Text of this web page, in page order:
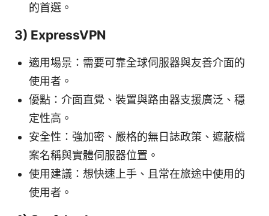
的首選。
3) ExpressVPN
適用場景：需要可靠全球伺服器與友善介面的
使用者。
優點：介面直覺、裝置與路由器支援廣泛、穩
定性高。
安全性：強加密、嚴格的無日誌政策、遮蔽檔
案名稱與實體伺服器位置。
使用建議：想快速上手、且常在旅途中使用的
使用者。